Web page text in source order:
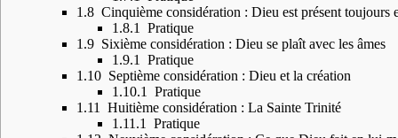
1.8 Cinquième considération : Dieu est présent toujours
1.8.1 Pratique
1.9 Sixième considération : Dieu se plaît avec les âmes
1.9.1 Pratique
1.10 Septième considération : Dieu et la création
1.10.1 Pratique
1.11 Huitième considération : La Sainte Trinité
1.11.1 Pratique